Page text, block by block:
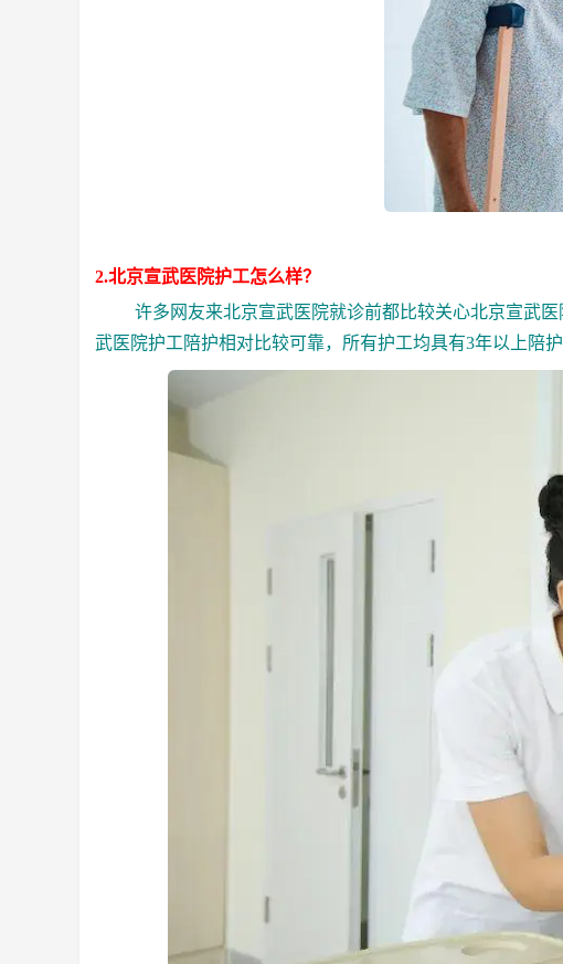
2.北京宣武医院护工怎么样？
许多网友来北京宣武医院就诊前都比较关心北京宣武医
武医院护工陪护相对比较可靠，所有护工均具有3年以上陪